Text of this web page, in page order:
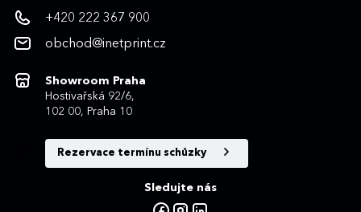
+420 222 367 900
obchod@inetprint.cz
Showroom Praha
Hostivařská 92/6,
102 00, Praha 10
Rezervace termínu schůzky
Sledujte nás